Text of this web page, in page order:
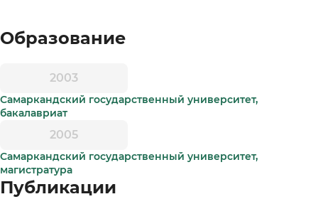
Образование
2003
Самаркандский государственный университет,
бакалавриат
2005
Самаркандский государственный университет,
магистратура
Публикации